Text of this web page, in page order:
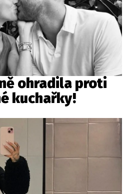
ohradila proti
kuchařky!